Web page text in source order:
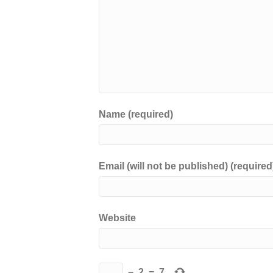
Name (required)
Email (will not be published)
Website